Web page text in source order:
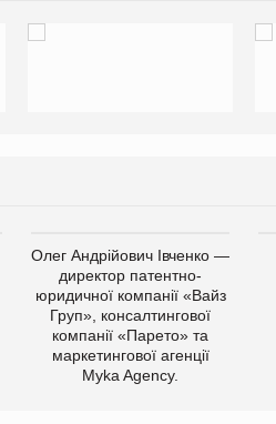
Олег Андрійович Івченко —
директор патентно-
юридичної компанії «Вайз
Груп», консалтингової
компанії «Парето» та
маркетингової агенції
Myka Agency.